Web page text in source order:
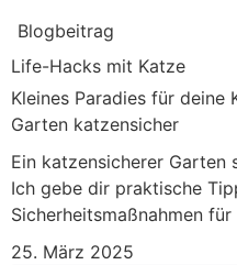
Blogbeitrag
Life-Hacks mit Katze
Kleines Paradies für deine
Garten katzensicher
Ein katzensicherer Garten
Ich gebe dir praktische
Sicherheitsmaßnahmen
25. März 2025